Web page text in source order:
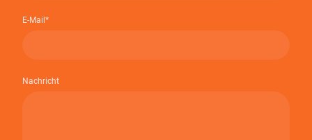
E-Mail*
Nachricht